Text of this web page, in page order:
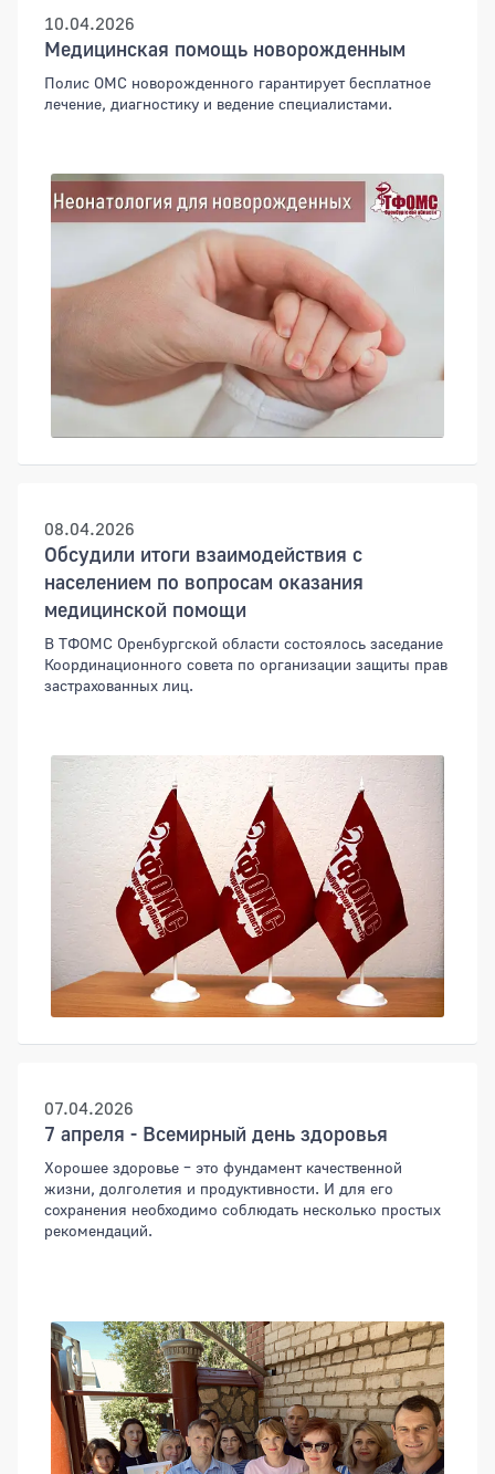
10.04.2026
Медицинская помощь новорожденным
Полис ОМС новорожденного гарантирует бесплатное
лечение, диагностику и ведение специалистами.
08.04.2026
Обсудили итоги взаимодействия с
населением по вопросам оказания
медицинской помощи
В ТФОМС Оренбургской области состоялось заседание
Координационного совета по организации защиты прав
застрахованных лиц.
07.04.2026
7 апреля - Всемирный день здоровья
Хорошее здоровье – это фундамент качественной
жизни, долголетия и продуктивности. И для его
сохранения необходимо соблюдать несколько простых
рекомендаций.